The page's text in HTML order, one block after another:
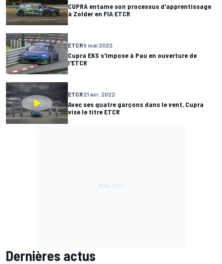
CUPRA entame son processus d'apprentissage
à Zolder en FIA ETCR
ETCR9 mai 2022
Cupra EKS s'impose à Pau en ouverture de
l'ETCR
ETCR21 avr. 2022
Avec ses quatre garçons dans le vent, Cupra
vise le titre ETCR
Dernières actus